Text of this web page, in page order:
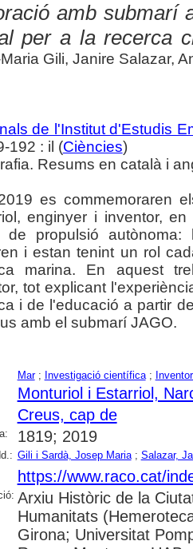
amb submarí
per a la recerca
Gili, Janire Salazar,
de l'Institut d'Estudis
192 : il (Ciències)
Resums en català i
es commemoraren
enginyer i inventor,
de propulsió
i estan tenint un rol
marina. En aquest
tot explicant
i de l'educació a partir
amb el submarí JAGO.
Mar; Investigació científica;
Monturiol i Estarriol,
Creus, cap de
1819; 2019
Gili i Sardà, Josep Maria; Salazar,
https://www.raco.cat/
Arxiu Històric de la
Humanitats
Girona; Universitat